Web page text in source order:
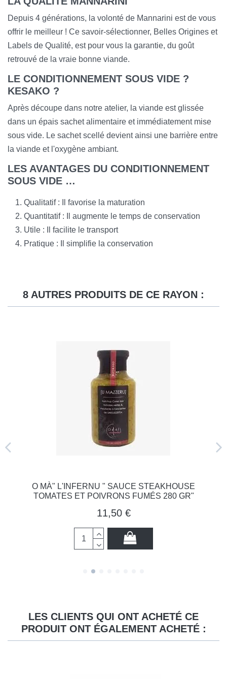
Depuis 4 générations, la volonté de Mannarini est de vous
offrir le meilleur ! Ce savoir-sélectionner, Belles Origines et
Labels de Qualité, est pour vous la garantie, du goût
retrouvé de la vraie bonne viande.
LE CONDITIONNEMENT SOUS VIDE ?
KESAKO ?
Après découpe dans notre atelier, la viande est glissée
dans un épais sachet alimentaire et immédiatement mise
sous vide. Le sachet scellé devient ainsi une barrière entre
la viande et l'oxygène ambiant.
LES AVANTAGES DU CONDITIONNEMENT
SOUS VIDE …
Qualitatif : Il favorise la maturation
Quantitatif : Il augmente le temps de conservation
Utile : Il facilite le transport
Pratique : Il simplifie la conservation
8 AUTRES PRODUITS DE CE RAYON :
O MÀ" L'INFERNU " SAUCE STEAKHOUSE
TOMATES ET POIVRONS FUMÉS 280 GR"
11,50 €
LES CLIENTS QUI ONT ACHETÉ CE
PRODUIT ONT ÉGALEMENT ACHETÉ :